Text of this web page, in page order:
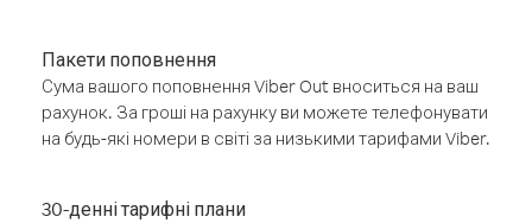
Пакети поповнення
Сума вашого поповнення Viber Out вноситься на ваш
рахунок. За гроші на рахунку ви можете телефонувати
на будь-які номери в світі за низькими тарифами Viber.
30-денні тарифні плани